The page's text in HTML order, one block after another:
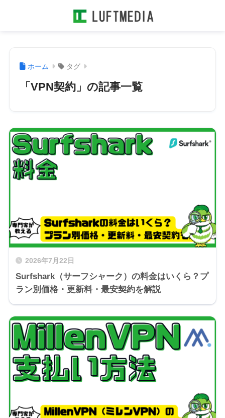
ホーム タグ
「VPN契約」の記事一覧
2026年7月22日
Surfshark（サーフシャーク）の料金はいくら？プ
ラン別価格・更新料・最安契約を解説